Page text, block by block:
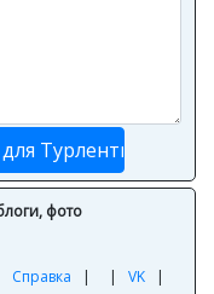
фото
Справка | | VK |